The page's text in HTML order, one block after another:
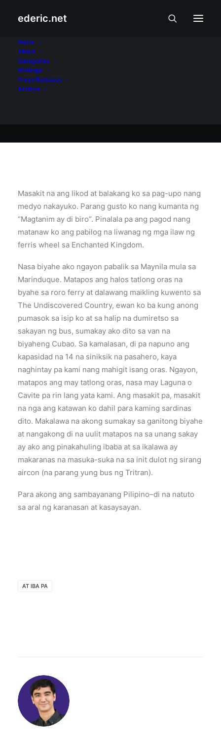
ederic.net
Home
About
Categories
Writings
Press Releases
Archive
Masakit na ang likod at balakang ko sa pag-upo nang
medyo nakayuko. Parang gusto ko nang kumanta ng
“Magtanim ay di biro”. Pinalala pa ang pagod nang
matanaw ko ang pabilog na liwanag ng mga ilaw ng
ferris wheel sa Enchanted Kingdom.
Nasa biyahe ako ngayon pabalik sa Maynila mula sa
Marinduque. Matapos ang halos tatlong oras na
byahe sa roro ferry at dalawang maikling kuwento sa
The Undiscovered Country, ewan ko ba kung anong
pumasok sa isip ko at sa halip na dumiretso sa
sakayan ng bus, sumakay ako dito sa van na
biyaheng Cubao. Sa kamalasan, di pa napuno ang
kapasidad na 14 na siniksik na pasahero, kaya
naghintay pa kami nang mahigit isang oras. Ngayon,
matapos ang may tatlong oras, nasa may Laguna o
Cavite pa rin lang yata kami. Ang masakit pa, masakit
na nga ang katawan ko dahil para kaming sardinas
dito. Makalawa na akong sumakay sa ganitong biyahe
at nangakong di na uulit matapos na sa unang sakay
ay ako ang pinakahuling ibaba at sa ikalawa ay
makaranas na masuka-suka na sa init dulot ng sirang
aircon (na parang yung bus ng Tritran).
Para akong ang sambayanang Pilipino–di na natuto
sa aral ng karanasan at kasaysayan.
AT IBA PA